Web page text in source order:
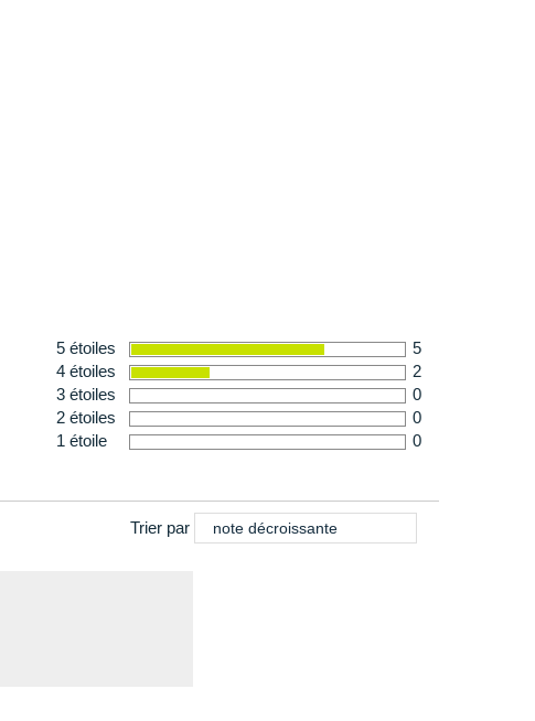
5 étoiles
5
4 étoiles
2
3 étoiles
0
2 étoiles
0
1 étoile
0
Trier par note décroissante